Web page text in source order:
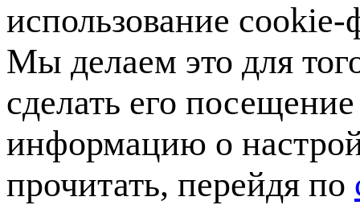
использование
Мы делаем это для
сделать его
информацию о
прочитать, перейдя по